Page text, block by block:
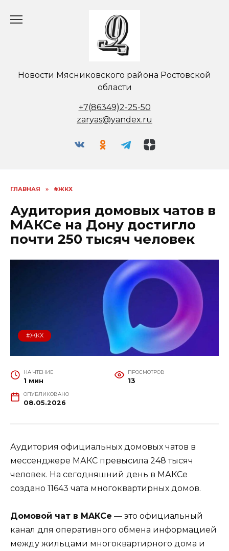
Новости Мясниковского района Ростовской
области
+7(86349)2-25-50
zaryas@yandex.ru
ГЛАВНАЯ » #ЖКХ
Аудитория домовых чатов в
МАКСе на Дону достигло
почти 250 тысяч человек
#ЖКХ
НА ЧТЕНИЕ
1 мин
ПРОСМОТРОВ
13
ОПУБЛИКОВАНО
08.05.2026
Аудитория официальных домовых чатов в
мессенджере МАКС превысила 248 тысяч
человек. На сегодняшний день в МАКСе
создано 11643 чата многоквартирных домов.
Домовой чат в MAКСе — это официальный
канал для оперативного обмена информацией
между жильцами многоквартирного дома и